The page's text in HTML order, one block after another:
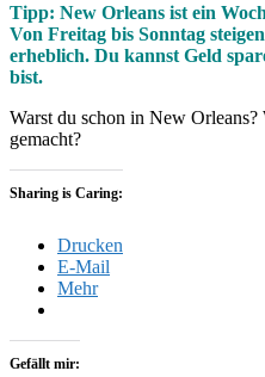
Tipp: New Orleans ist ein
Von Freitag bis Sonntag
erheblich. Du kannst Geld
bist.
Warst du schon in New Orleans?
gemacht?
Sharing is Caring:
Drucken
E-Mail
Mehr
Gefällt mir: